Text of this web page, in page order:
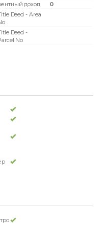
доход
0
Deed - Area
Deed -
No